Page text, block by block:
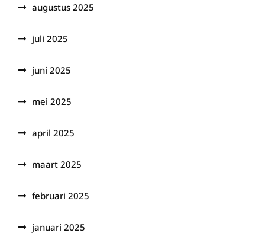
augustus 2025
juli 2025
juni 2025
mei 2025
april 2025
maart 2025
februari 2025
januari 2025